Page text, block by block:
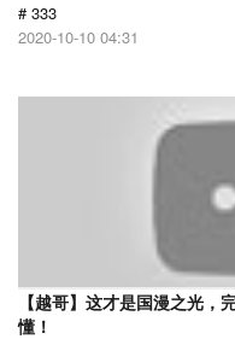
# 333
2020-10-10 04:31
【越哥】这才是国漫之光，
懂！